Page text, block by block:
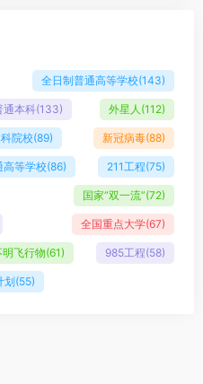
全日制普通高等学校(143)
通本科(133) 外星人 (112)
院校(89) 新冠病毒(88)
高等学校(86) 211工程(75)
国家“双一流”(72)
全国重点大学(67)
明飞行物(61) 985工程(58)
划(55)